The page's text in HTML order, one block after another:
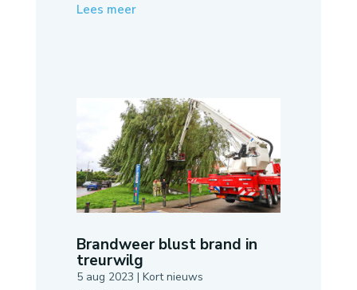
Lees meer
Brandweer blust brand in
treurwilg
5 aug 2023 | Kort nieuws